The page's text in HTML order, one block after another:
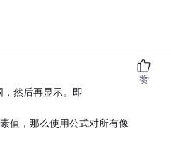
然后再显示。即
值，那么使用公式对所有像
赞